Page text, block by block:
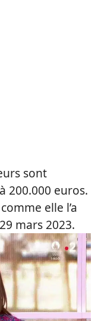
sont
200.000 euros.
elle l’a
mars 2023.